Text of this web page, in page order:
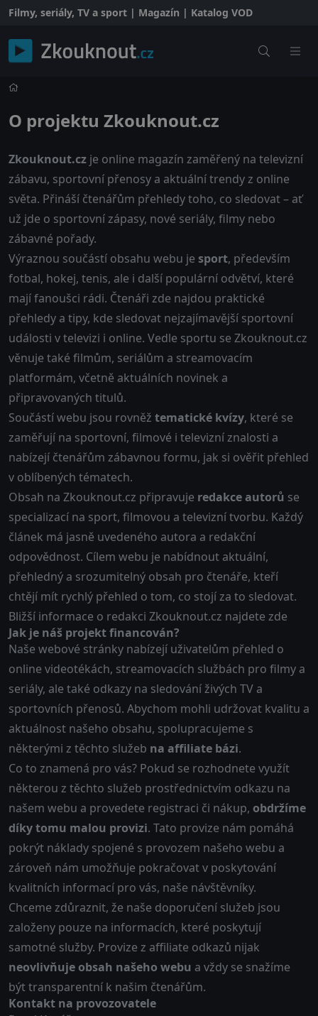
Filmy, seriály, TV a sport | Magazín | Katalog VOD
O projektu Zkouknout.cz
Zkouknout.cz je online magazín zaměřený na televizní
zábavu, sportovní přenosy a aktuální trendy z online
světa. Přináší čtenářům přehledy toho, co sledovat – ať
už jde o sportovní zápasy, nové seriály, filmy nebo
zábavné pořady.
Výraznou součástí obsahu webu je sport, především
fotbal, hokej, tenis, ale i další populární odvětví, které
mají fanoušci rádi. Čtenáři zde najdou praktické
přehledy a tipy, kde sledovat nejzajímavější sportovní
události v televizi i online. Vedle sportu se Zkouknout.cz
věnuje také filmům, seriálům a streamovacím
platformám, včetně aktuálních novinek a
připravovaných titulů.
Součástí webu jsou rovněž tematické kvízy, které se
zaměřují na sportovní, filmové i televizní znalosti a
nabízejí čtenářům zábavnou formu, jak si ověřit přehled
v oblíbených tématech.
Obsah na Zkouknout.cz připravuje redakce autorů se
specializací na sport, filmovou a televizní tvorbu. Každý
článek má jasně uvedeného autora a redakční
odpovědnost. Cílem webu je nabídnout aktuální,
přehledný a srozumitelný obsah pro čtenáře, kteří
chtějí mít rychlý přehled o tom, co stojí za to sledovat.
Bližší informace o redakci Zkouknout.cz najdete zde
Jak je náš projekt financován?
Naše webové stránky nabízejí uživatelům přehled o
online videotékách, streamovacích službách pro filmy a
seriály, ale také odkazy na sledování živých TV a
sportovních přenosů. Abychom mohli udržovat kvalitu a
aktuálnost našeho obsahu, spolupracujeme s
některými z těchto služeb na affiliate bázi.
Co to znamená pro vás? Pokud se rozhodnete využít
některou z těchto služeb prostřednictvím odkazu na
našem webu a provedete registraci či nákup, obdržíme
díky tomu malou provizi. Tato provize nám pomáhá
pokrýt náklady spojené s provozem našeho webu a
zároveň nám umožňuje pokračovat v poskytování
kvalitních informací pro vás, naše návštěvníky.
Chceme zdůraznit, že naše doporučení služeb jsou
založeny pouze na informacích, které poskytují
samotné služby. Provize z affiliate odkazů nijak
neovlivňuje obsah našeho webu a vždy se snažíme
být transparentní k našim čtenářům.
Kontakt na provozovatele